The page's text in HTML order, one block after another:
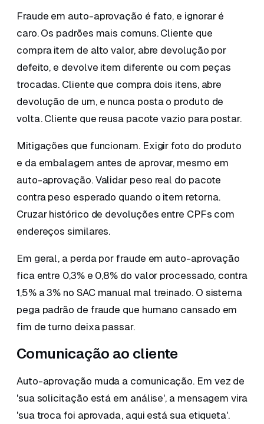
Fraude em auto-aprovação é fato, e ignorar é
caro. Os padrões mais comuns. Cliente que
compra item de alto valor, abre devolução por
defeito, e devolve item diferente ou com peças
trocadas. Cliente que compra dois itens, abre
devolução de um, e nunca posta o produto de
volta. Cliente que reusa pacote vazio para postar.
Mitigações que funcionam. Exigir foto do produto
e da embalagem antes de aprovar, mesmo em
auto-aprovação. Validar peso real do pacote
contra peso esperado quando o item retorna.
Cruzar histórico de devoluções entre CPFs com
endereços similares.
Em geral, a perda por fraude em auto-aprovação
fica entre 0,3% e 0,8% do valor processado, contra
1,5% a 3% no SAC manual mal treinado. O sistema
pega padrão de fraude que humano cansado em
fim de turno deixa passar.
Comunicação ao cliente
Auto-aprovação muda a comunicação. Em vez de
'sua solicitação está em análise', a mensagem vira
'sua troca foi aprovada, aqui está sua etiqueta'.